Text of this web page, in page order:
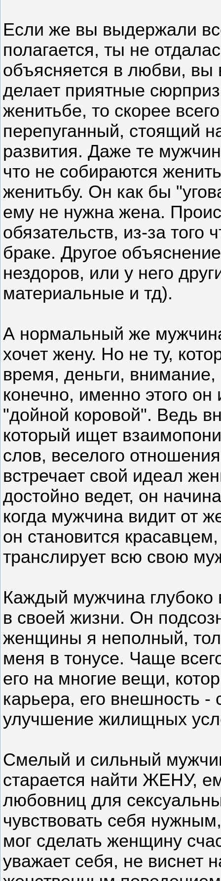
Если же вы выдержали
полагается, ты не
объясняется в любви, вы
делает приятные
женитьбе, то скорее
перепуганный, стоящий
развития. Даже те
что не собираются
женитьбу. Он как бы
ему не нужна жена.
обязательств, из-за
браке. Другое
нездоров, или у него
материальные и тд).
А нормальный же
хочет жену. Но не ту,
время, деньги,
конечно, именно этого
"дойной коровой". Ведь
который ищет
слов, веселого
встречает свой идеал
достойно ведет, он
когда мужчина видит от
он становится
транслирует всю свою
Каждый мужчина глубоко
в своей жизни. Он
женщины я неполный,
меня в тонусе. Чаще
его на многие вещи,
карьера, его внешность -
улучшение жилищных
Смелый и сильный
старается найти ЖЕНУ,
любовниц для
чувствовать себя
мог сделать женщину
уважает себя, не виснет